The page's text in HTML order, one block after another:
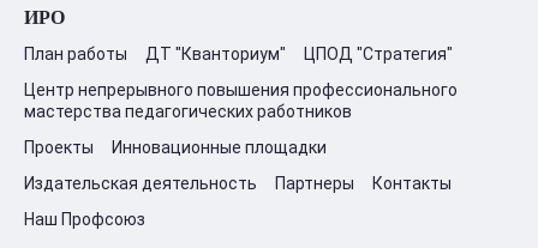
ИРО
План работы ДТ "Кванториум"
ЦПОД "Стратегия"
Центр непрерывного повышения профессионального
мастерства педагогических работников
Проекты
Инновационные площадки
Издательская деятельность
Партнеры
Контакты
Наш Профсоюз